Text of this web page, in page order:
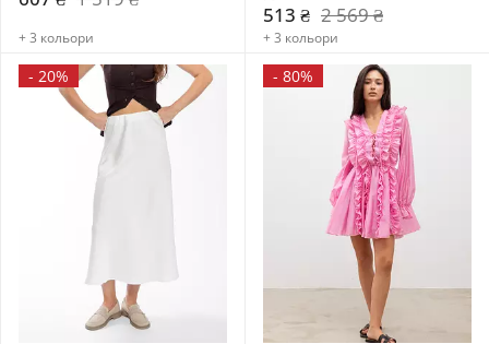
+ 3 кольори
513 ₴ 2 569 ₴
+ 3 кольори
- 20% - 80%